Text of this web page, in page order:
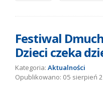
sierpnia.
Festiwal
Dzieci czeka
Kategoria: Aktualności
05 sierpień